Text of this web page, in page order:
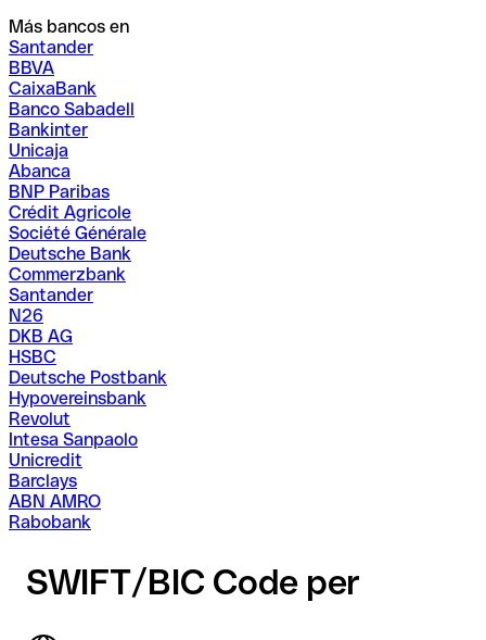
Más bancos en
Santander
BBVA
CaixaBank
Banco Sabadell
Bankinter
Unicaja
Abanca
BNP Paribas
Crédit Agricole
Société Générale
Deutsche Bank
Commerzbank
Santander
N26
DKB AG
HSBC
Deutsche Postbank
Hypovereinsbank
Revolut
Intesa Sanpaolo
Unicredit
Barclays
ABN AMRO
Rabobank
SWIFT/BIC Code per